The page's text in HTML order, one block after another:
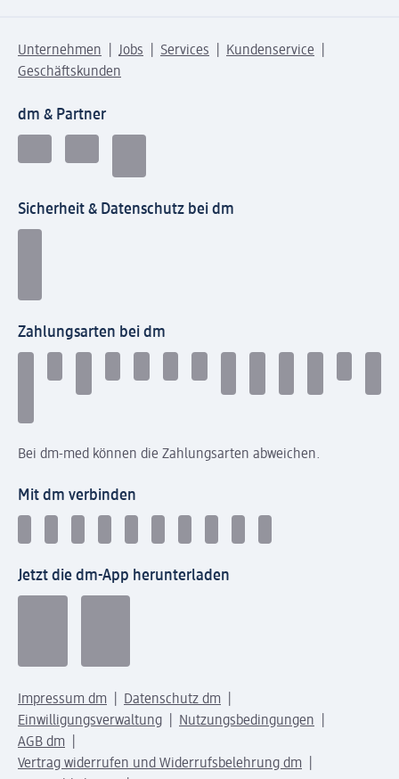
Unternehmen Jobs Services
Kundenservice
Geschäftskunden
dm & Partner
Sicherheit & Datenschutz bei dm
Zahlungsarten bei dm
Bei dm-med können die Zahlungsarten abweichen.
Mit dm verbinden
Jetzt die dm-App herunterladen
Impressum dm
Datenschutz dm
Einwilligungsverwaltung
Nutzungsbedingungen
AGB dm
Vertrag widerrufen und Widerrufsbelehrung dm